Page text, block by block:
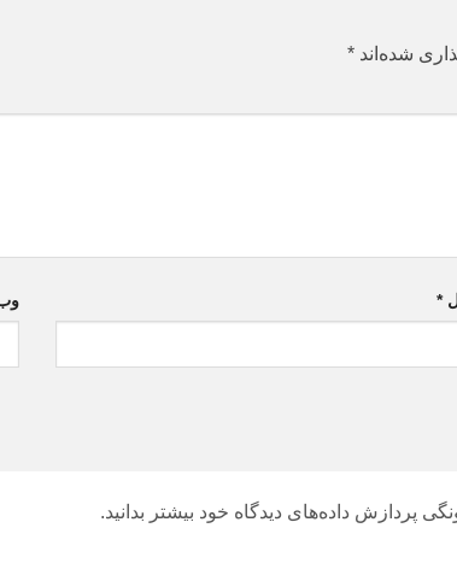
شده‌اند *
*
پردازش داده‌های دیدگاه خود بیشتر بدانید.